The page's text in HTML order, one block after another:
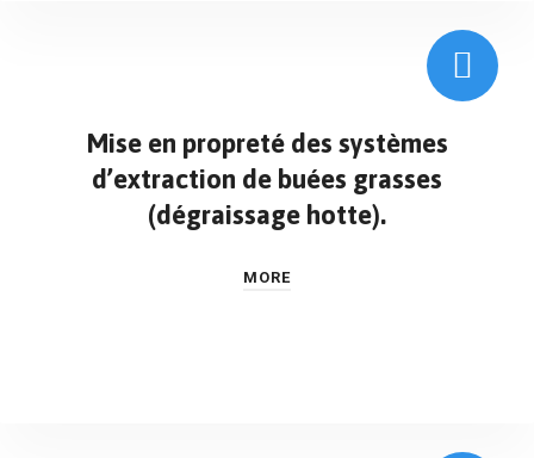
Mise en propreté des systèmes
d’extraction de buées grasses
(dégraissage hotte).
MORE